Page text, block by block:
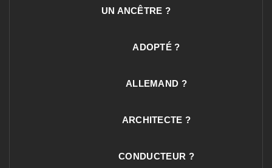
UN ANCÊTRE ?
ADOPTÉ ?
ALLEMAND ?
ARCHITECTE ?
CONDUCTEUR ?